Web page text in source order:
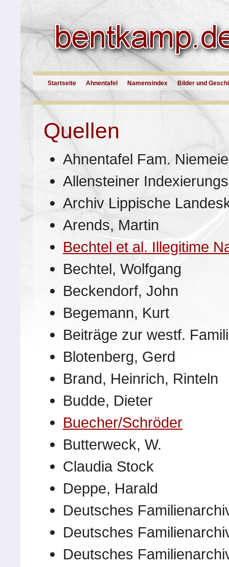
Startseite Ahnentafel Namensindex Bilder und
Quellen
Ahnentafel Fam.
Allensteiner
Archiv Lippische
Arends, Martin
Bechtel et al. Illegitime
Bechtel, Wolfgang
Beckendorf, John
Begemann, Kurt
Beiträge zur westf.
Blotenberg, Gerd
Brand, Heinrich, Rinteln
Budde, Dieter
Buecher/Schröder
Butterweck, W.
Claudia Stock
Deppe, Harald
Deutsches
Deutsches
Deutsches